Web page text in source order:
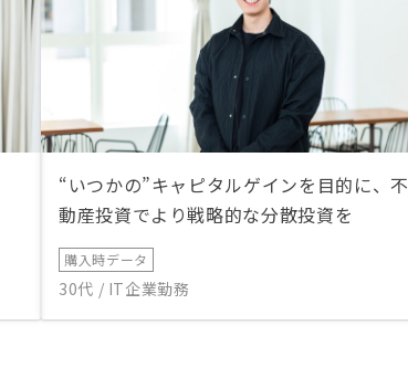
“いつかの”キャピタルゲインを目的に、不
動産投資でより戦略的な分散投資を
購入時データ
30代 / IT企業勤務